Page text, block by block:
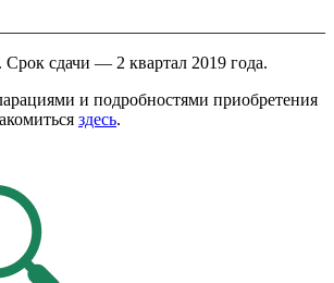
сдачи — 2 квартал 2019 года.
и подробностями приобретения
здесь.